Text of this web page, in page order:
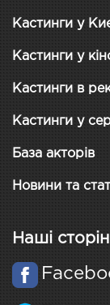
Кастинги у
Кастинги у
Кастинги в
Кастинги у
База акторів
Новини та
Наші